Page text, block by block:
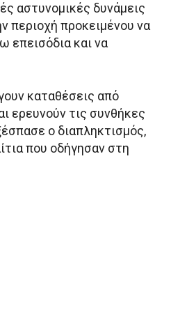
αστυνομικές δυνάμεις
περιοχή προκειμένου να
επεισόδια και να
καταθέσεις από
ερευνούν τις συνθήκες
ο διαπληκτισμός,
που οδήγησαν στη